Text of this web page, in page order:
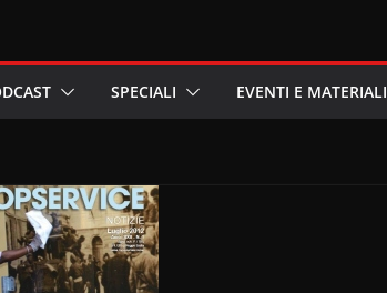
SPECIALI EVENTI E MATERIALI